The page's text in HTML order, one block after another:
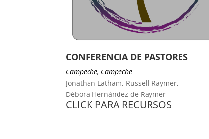
CONFERENCIA DE PASTORES
Campeche, Campeche
Jonathan Latham, Russell Raymer,
Débora Hernández de Raymer
CLICK PARA RECURSOS